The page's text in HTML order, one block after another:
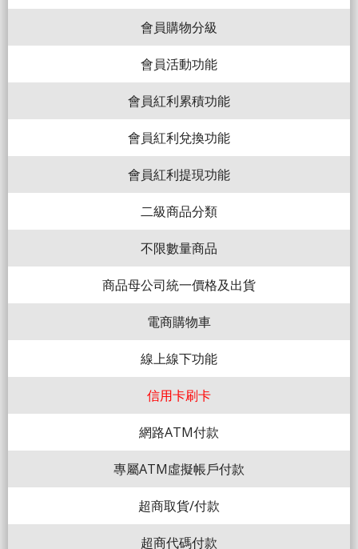
會員購物分級
會員活動功能
會員紅利累積功能
會員紅利兌換功能
會員紅利提現功能
二級商品分類
不限數量商品
商品母公司統一價格及出貨
電商購物車
線上線下功能
信用卡刷卡
網路ATM付款
專屬ATM虛擬帳戶付款
超商取貨/付款
超商代碼付款